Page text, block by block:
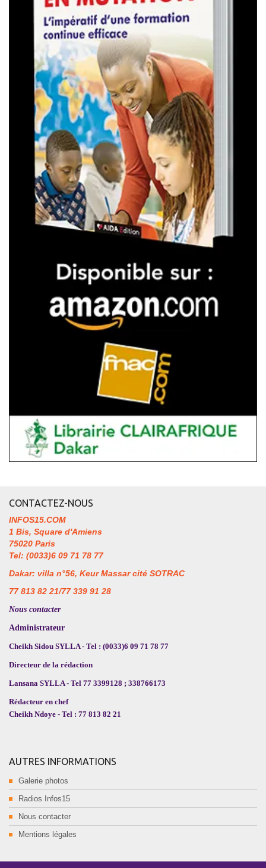
CONTACTEZ-NOUS
INFOS15.COM
1 Bis, Square d'Amiens
75020 Paris
Tel: (0033)6 09 71 78 77
Dakar: villa n°56, Keur Massar cité SOTRAC
77 813 82 21/77 339 91 28
Nous contacter
Administrateur
Cheikh Sidou SYLLA - Tel : (0033)6 09 71 78 77
Directeur de la rédaction
Lansana SYLLA - Tel 77 3399128 ; 338766173
Rédacteur en chef
Cheikh Ndoye - Tel : 77 813 82 21
AUTRES INFORMATIONS
Galerie photos
Radios Infos15
Nous contacter
Mentions légales